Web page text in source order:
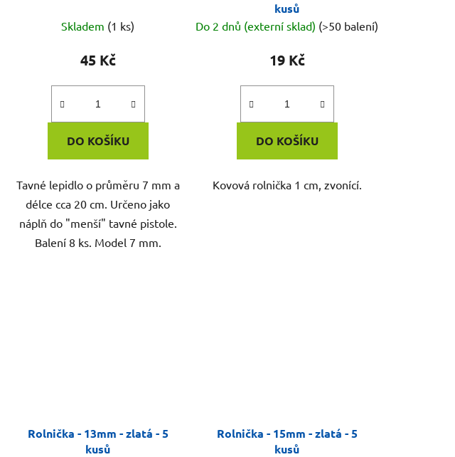
ů
Skladem (1 ks)
45 Kč
DO KOŠÍKU
Tavné lepidlo o průměru 7 mm a
délce cca 20 cm. Určeno jako
náplň do "menší" tavné pistole.
Balení 8 ks. Model 7 mm.
kusů
Do 2 dnů (externí sklad) (>50 balení)
19 Kč
DO KOŠÍKU
Kovová rolnička 1 cm, zvonící.
Rolnička - 13mm - zlatá - 5
kusů
Rolnička - 15mm - zlatá - 5
kusů